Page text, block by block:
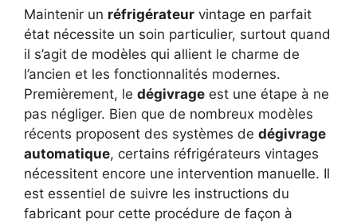
Maintenir un réfrigérateur vintage en parfait
état nécessite un soin particulier, surtout quand
il s’agit de modèles qui allient le charme de
l’ancien et les fonctionnalités modernes.
Premièrement, le dégivrage est une étape à ne
pas négliger. Bien que de nombreux modèles
récents proposent des systèmes de dégivrage
automatique, certains réfrigérateurs vintages
nécessitent encore une intervention manuelle. Il
est essentiel de suivre les instructions du
fabricant pour cette procédure de façon à